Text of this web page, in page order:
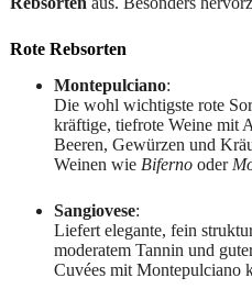
Rote Rebsorten
Montepulciano:
Die wohl wichtigste rote
kräftige, tiefrote Weine mit
Beeren, Gewürzen und
Weinen wie Bifernooder
Sangiovese:
Liefert elegante, fein
moderatem Tannin und
Cuvées mit Montepulciano